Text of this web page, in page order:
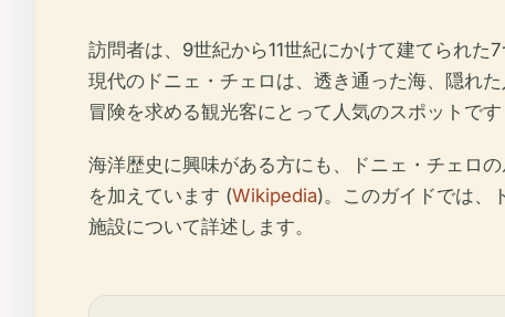
訪問者は、9世紀から11世紀にかけて建てられた
現代のドニェ・チェロは、透き通った海、隠れ
冒険を求める観光客にとって人気のスポットで
海洋歴史に興味がある方にも、ドニェ・チェロ
を加えています (Wikipedia)。このガイドでは、
施設について詳述します。